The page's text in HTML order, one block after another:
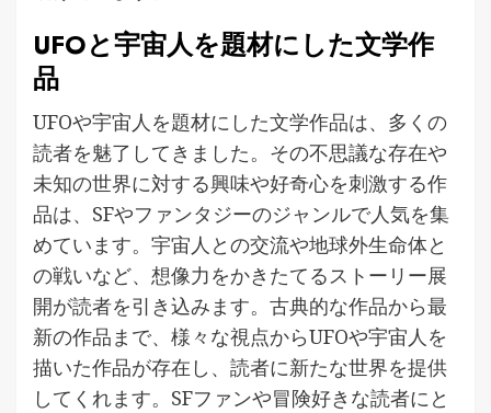
UFOと宇宙人を題材にした文学作
品
UFOや宇宙人を題材にした文学作品は、多くの
読者を魅了してきました。その不思議な存在や
未知の世界に対する興味や好奇心を刺激する作
品は、SFやファンタジーのジャンルで人気を集
めています。宇宙人との交流や地球外生命体と
の戦いなど、想像力をかきたてるストーリー展
開が読者を引き込みます。古典的な作品から最
新の作品まで、様々な視点からUFOや宇宙人を
描いた作品が存在し、読者に新たな世界を提供
してくれます。SFファンや冒険好きな読者にと